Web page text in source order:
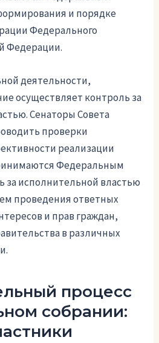
и порядке
Федерального
Федерации.
деятельности,
осуществляет контроль за
Сенаторы Совета
проверки
реализации
Федеральным
за исполнительной властью
проведения ответных
и прав граждан,
в различных
процесс
собрании: